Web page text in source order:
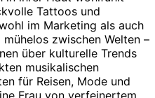
Tattoos und
im Marketing als auch
zwischen Welten –
über kulturelle Trends
musikalischen
für Reisen, Mode und
Frau von verfeinertem